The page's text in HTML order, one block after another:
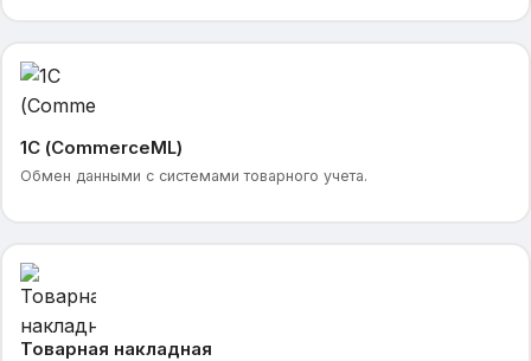
1С (CommerceML)
Обмен данными с системами товарного учета.
Товарная накладная